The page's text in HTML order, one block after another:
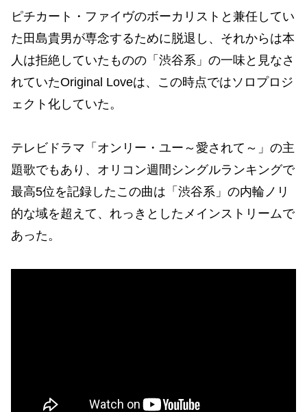
ピチカート・ファイヴのボーカリストと兼任してい
た田島貴男が専念するために脱退し、それからは本
人は拒絶していたものの「渋谷系」の一味と見なさ
れていたOriginal Loveは、この時点ではソロプロジ
ェクト化していた。
テレビドラマ「オンリー・ユー～愛されて～」の主
題歌でもあり、オリコン週間シングルランキングで
最高5位を記録したこの曲は「渋谷系」の内輪ノリ
的な域を超えて、れっきとしたメインストリームで
あった。